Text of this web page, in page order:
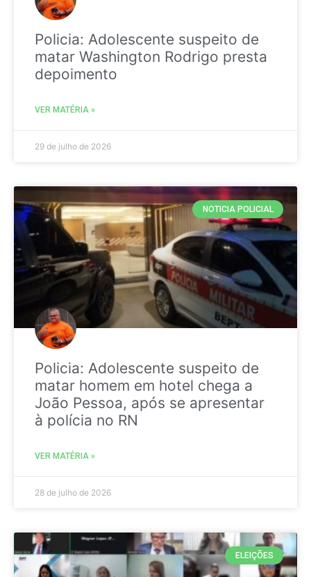
Policia: Adolescente suspeito de
matar Washington Rodrigo presta
depoimento
VER MATÉRIA »
29 de julho de 2026
NOTICIA POLICIAL
Policia: Adolescente suspeito de
matar homem em hotel chega a
João Pessoa, após se apresentar
à polícia no RN
VER MATÉRIA »
28 de julho de 2026
ELEIÇÕES